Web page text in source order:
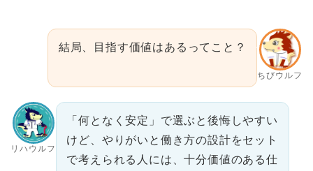
ちびウルフ
結局、目指す価値はあるってこと？
リハウルフ
「何となく安定」で選ぶと後悔しやすい
けど、やりがいと働き方の設計をセット
で考えられる人には、十分価値のある仕